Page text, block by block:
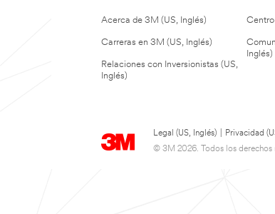
Acerca de 3M (US, Inglés)
Carreras en 3M (US, Inglés)
Relaciones con Inversionistas (US,
Inglés)
Centro
Inglés)
Legal (US, Inglés) Privacidad
© 3M 2026. Todos los derechos